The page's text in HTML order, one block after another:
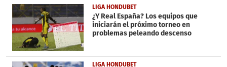
1
minute,
13
seconds
LIGA HONDUBET
¿Y Real España? Los equipos que
iniciarán el próximo torneo en
problemas peleando descenso
LIGA HONDUBET